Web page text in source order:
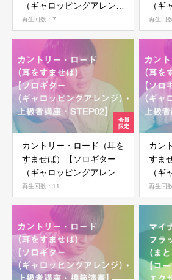
（ギャロッピングアレン
ジ）・上級者講座・
STEP04】
再生回数：7
（ギ
ジ）
再生回
カントリー・ロード（耳を
すませば）【ソロギター
（ギャロッピングアレン
ジ）・上級者講座・
STEP02】
再生回数：11
カン
すま
（ギ
ジ）
再生回
パスワードを忘れた場
会員ではない方は会員登録し
新規会員登録